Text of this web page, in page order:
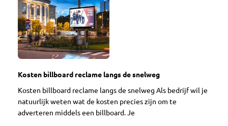
Kosten billboard reclame langs de snelweg
Kosten billboard reclame langs de snelweg Als bedrijf wil je
natuurlijk weten wat de kosten precies zijn om te
adverteren middels een billboard. Je